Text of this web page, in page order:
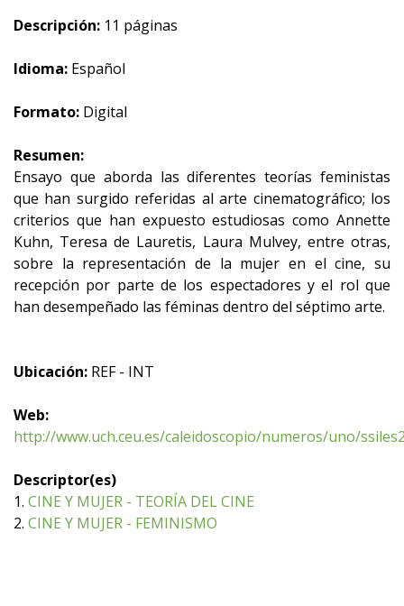
Descripción: 11 páginas
Idioma: Español
Formato: Digital
Resumen:
Ensayo que aborda las diferentes teorías feministas
que han surgido referidas al arte cinematográfico; los
criterios que han expuesto estudiosas como Annette
Kuhn, Teresa de Lauretis, Laura Mulvey, entre otras,
sobre la representación de la mujer en el cine, su
recepción por parte de los espectadores y el rol que
han desempeñado las féminas dentro del séptimo arte.
Ubicación: REF - INT
Web:
http://www.uch.ceu.es/caleidoscopio/numeros/uno/
Descriptor(es)
1. CINE Y MUJER - TEORÍA DEL CINE
2. CINE Y MUJER - FEMINISMO